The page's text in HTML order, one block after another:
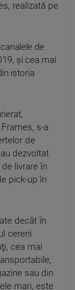
realizată pe
de
şi cea mai
istoria
s-a
de
dezvoltat
livrare în
pick-up în
decât în
cererii
cea mai
sau din
mari, este